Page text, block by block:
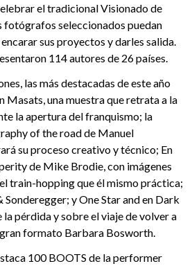
el tradicional Visionado de
fotógrafos seleccionados puedan
sus proyectos y darles salida.
114 autores de 26 países.
las más destacadas de este año
Masats, una muestra que retrata a la
la apertura del franquismo; la
of the road de Manuel
su proceso creativo y técnico; En
de Mike Brodie, con imágenes
train-hopping que él mismo práctica;
y One Star and en Dark
la pérdida y sobre el viaje de volver a
formato Barbara Bosworth.
100 BOOTS de la performer